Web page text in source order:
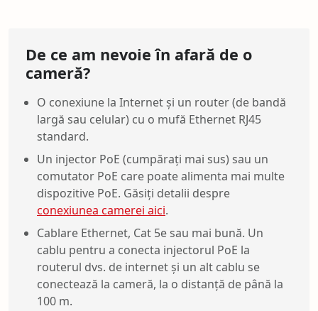
De ce am nevoie în afară de o
cameră?
O conexiune la Internet și un router (de bandă
largă sau celular) cu o mufă Ethernet RJ45
standard.
Un injector PoE (cumpărați mai sus) sau un
comutator PoE care poate alimenta mai multe
dispozitive PoE. Găsiți detalii despre
conexiunea camerei aici.
Cablare Ethernet, Cat 5e sau mai bună. Un
cablu pentru a conecta injectorul PoE la
routerul dvs. de internet și un alt cablu se
conectează la cameră, la o distanță de până la
100 m.